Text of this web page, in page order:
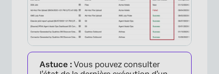
Astuce : Vous pouvez consulter